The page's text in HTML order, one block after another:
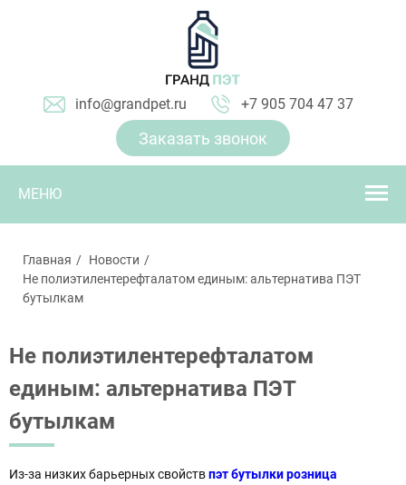
info@grandpet.ru +7 905 704 47 37
Заказать звонок
МЕНЮ
Главная
Новости
Не полиэтилентерефталатом единым: альтернатива ПЭТ
бутылкам
Не полиэтилентерефталатом
единым: альтернатива ПЭТ
бутылкам
Из-за низких барьерных свойствпэт бутылки розница